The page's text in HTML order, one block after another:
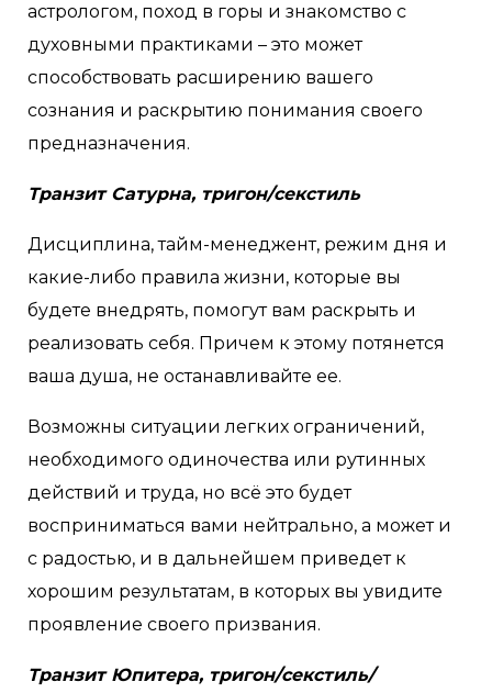
астрологом, поход в горы и знакомство с
духовными практиками – это может
способствовать расширению вашего
сознания и раскрытию понимания своего
предназначения.
Транзит Сатурна, тригон/секстиль
Дисциплина, тайм-менеджент, режим дня и
какие-либо правила жизни, которые вы
будете внедрять, помогут вам раскрыть и
реализовать себя. Причем к этому потянется
ваша душа, не останавливайте ее.
Возможны ситуации легких ограничений,
необходимого одиночества или рутинных
действий и труда, но всё это будет
восприниматься вами нейтрально, а может и
с радостью, и в дальнейшем приведет к
хорошим результатам, в которых вы увидите
проявление своего призвания.
Транзит Юпитера, тригон/секстиль/